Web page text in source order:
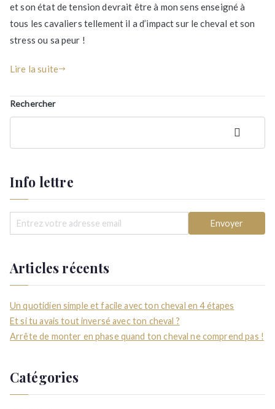
stress
ou
et son état de tension devrait être à mon sens enseigné à
tous les cavaliers tellement il a d’impact sur le cheval et son
stress ou sa peur !
Lire la suite
Rechercher
Recherch
Info lettre
Articles récents
Un quotidien simple et facile avec ton cheval en 4 étapes
Et si tu avais tout inversé avec ton cheval ?
Arrête de monter en phase quand ton cheval ne comprend pas !
Catégories